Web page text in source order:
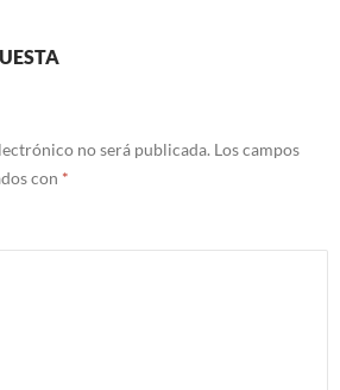
no será publicada. Los campos
con *